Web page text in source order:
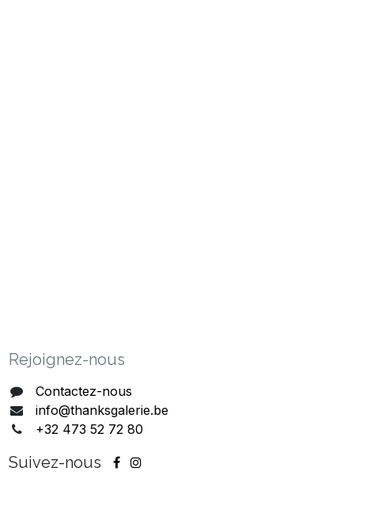
Rejoig​nez-nous
Contactez-nous
info@thanksgalerie.be
+32 473 52 72 80
Suivez-nous